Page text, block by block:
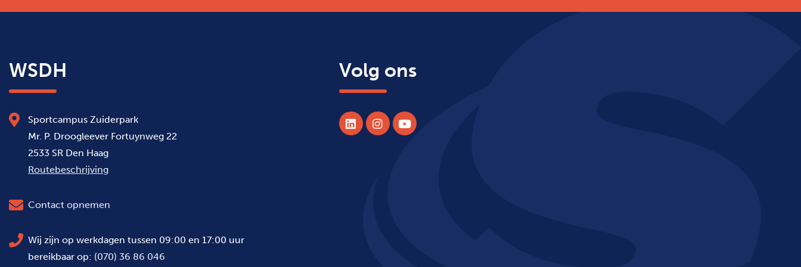
WSDH
Sportcampus Zuiderpark
Mr. P. Droogleever Fortuynweg 22
2533 SR Den Haag
Routebeschrijving
Contact opnemen
Wij zijn op werkdagen tussen 09:00 en 17:00 uur
bereikbaar op: (070) 36 86 046
Volg ons